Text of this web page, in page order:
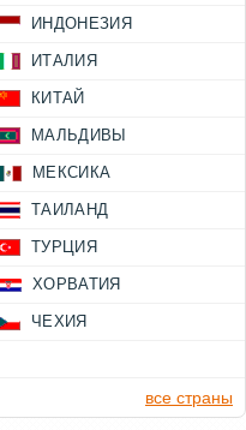
ИНДОНЕЗИЯ
ИТАЛИЯ
КИТАЙ
МАЛЬДИВЫ
МЕКСИКА
ТАИЛАНД
ТУРЦИЯ
ХОРВАТИЯ
ЧЕХИЯ
все страны